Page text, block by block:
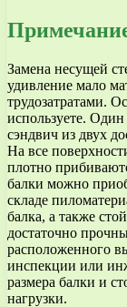
Замена несущей
удивление мало
трудозатратами.
используете.
сэндвич из двух
На все
плотно
балки можно
складе
балка, а также
достаточно
расположенного
инспекции или
размера балки и
нагрузки.